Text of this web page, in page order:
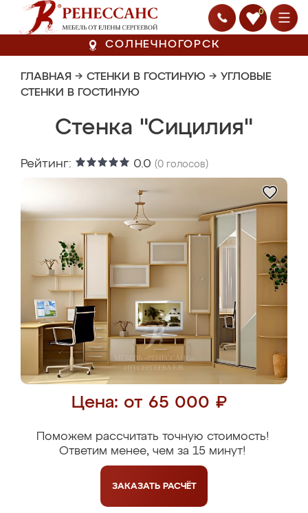
0
СОЛНЕЧНОГОРСК
ГЛАВНАЯ → СТЕНКИ В ГОСТИНУЮ → УГЛОВЫЕ
СТЕНКИ В ГОСТИНУЮ
Стенка "Сицилия"
Рейтинг: 0.0 (0 голосов)
Цена: от 65 000 ₽
Поможем рассчитать точную стоимость!
Ответим менее, чем за 15 минут!
ЗАКАЗАТЬ РАСЧЁТ